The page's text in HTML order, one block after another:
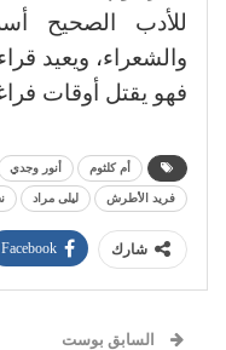
للأدب الصحيح
والشعراء، ويعيد
فهو يقتل أوقات
أم كلثوم أنور وجدي
فريد الأطرش ليلى مراد
شارك Facebook
السابق بوست